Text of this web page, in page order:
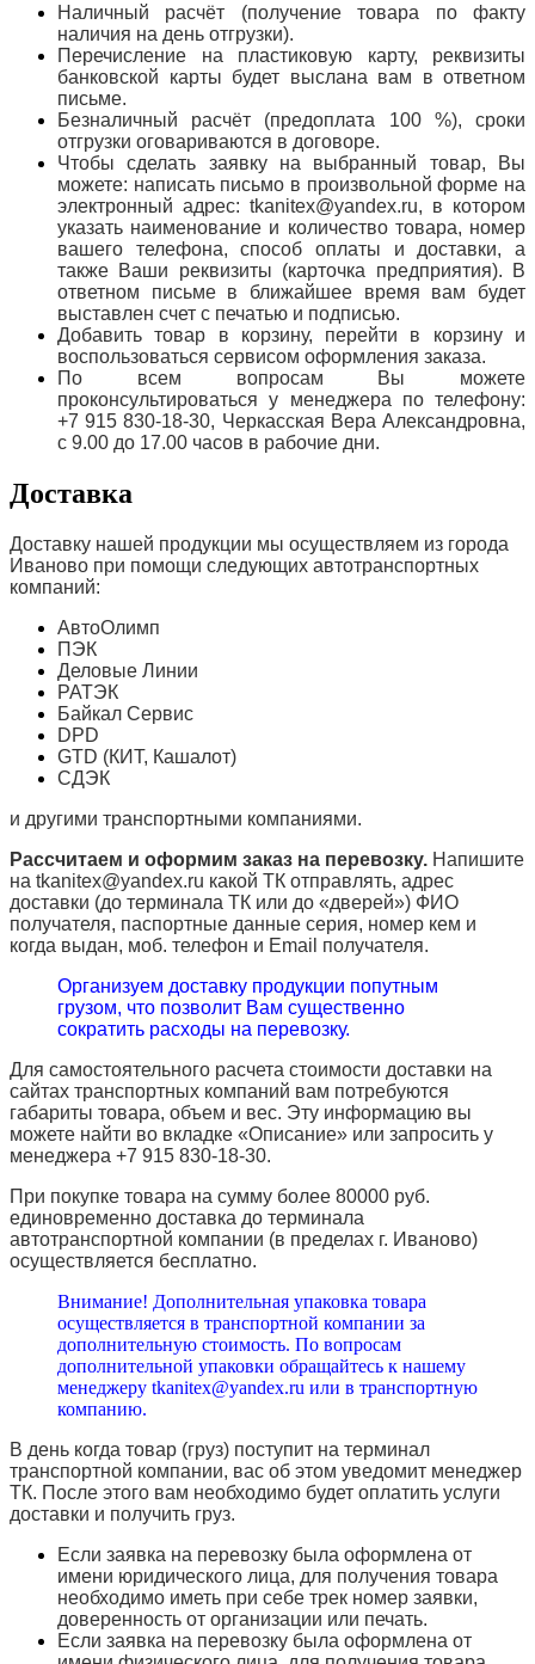
Наличный расчёт (получение товара по факту
наличия на день отгрузки).
Перечисление на пластиковую карту, реквизиты
банковской карты будет выслана вам в ответном
письме.
Безналичный расчёт (предоплата 100 %), сроки
отгрузки оговариваются в договоре.
Чтобы сделать заявку на выбранный товар, Вы
можете: написать письмо в произвольной форме на
электронный адрес: tkanitex@yandex.ru, в котором
указать наименование и количество товара, номер
вашего телефона, способ оплаты и доставки, а
также Ваши реквизиты (карточка предприятия). В
ответном письме в ближайшее время вам будет
выставлен счет с печатью и подписью.
Добавить товар в корзину, перейти в корзину и
воспользоваться сервисом оформления заказа.
По всем вопросам Вы можете
проконсультироваться у менеджера по телефону:
+7 915 830-18-30, Черкасская Вера Александровна,
с 9.00 до 17.00 часов в рабочие дни.
Доставка
Доставку нашей продукции мы осуществляем из города
Иваново при помощи следующих автотранспортных
компаний:
АвтоОлимп
ПЭК
Деловые Линии
РАТЭК
Байкал Сервис
DPD
GTD (КИТ, Кашалот)
СДЭК
и другими транспортными компаниями.
Рассчитаем и оформим заказ на перевозку. Напишите
на tkanitex@yandex.ru какой ТК отправлять, адрес
доставки (до терминала ТК или до «дверей») ФИО
получателя, паспортные данные серия, номер кем и
когда выдан, моб. телефон и Email получателя.
Организуем доставку продукции попутным
грузом, что позволит Вам существенно
сократить расходы на перевозку.
Для самостоятельного расчета стоимости доставки на
сайтах транспортных компаний вам потребуются
габариты товара, объем и вес. Эту информацию вы
можете найти во вкладке «Описание» или запросить у
менеджера +7 915 830-18-30.
При покупке товара на сумму более 80000 руб.
единовременно доставка до терминала
автотранспортной компании (в пределах г. Иваново)
осуществляется бесплатно.
Внимание! Дополнительная упаковка товара
осуществляется в транспортной компании за
дополнительную стоимость. По вопросам
дополнительной упаковки обращайтесь к нашему
менеджеру tkanitex@yandex.ru или в транспортную
компанию.
В день когда товар (груз) поступит на терминал
транспортной компании, вас об этом уведомит менеджер
ТК. После этого вам необходимо будет оплатить услуги
доставки и получить груз.
Если заявка на перевозку была оформлена от
имени юридического лица, для получения товара
необходимо иметь при себе трек номер заявки,
доверенность от организации или печать.
Если заявка на перевозку была оформлена от